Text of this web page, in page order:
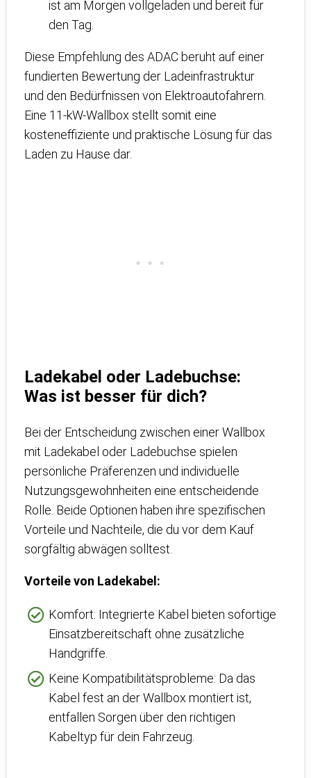
ist am Morgen vollgeladen und bereit für
den Tag.
Diese Empfehlung des ADAC beruht auf einer
fundierten Bewertung der Ladeinfrastruktur
und den Bedürfnissen von Elektroautofahrern.
Eine 11-kW-Wallbox stellt somit eine
kosteneffiziente und praktische Lösung für das
Laden zu Hause dar.
Ladekabel oder Ladebuchse:
Was ist besser für dich?
Bei der Entscheidung zwischen einer Wallbox
mit Ladekabel oder Ladebuchse spielen
persönliche Präferenzen und individuelle
Nutzungsgewohnheiten eine entscheidende
Rolle. Beide Optionen haben ihre spezifischen
Vorteile und Nachteile, die du vor dem Kauf
sorgfältig abwägen solltest.
Vorteile von Ladekabel:
Komfort: Integrierte Kabel bieten sofortige
Einsatzbereitschaft ohne zusätzliche
Handgriffe.
Keine Kompatibilitätsprobleme: Da das
Kabel fest an der Wallbox montiert ist,
entfallen Sorgen über den richtigen
Kabeltyp für dein Fahrzeug.